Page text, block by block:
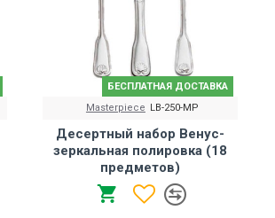
БЕСПЛАТНАЯ ДОСТАВКА
Masterpiece LB-250-MP
Десертный набор Венус-
зеркальная полировка (18
предметов)